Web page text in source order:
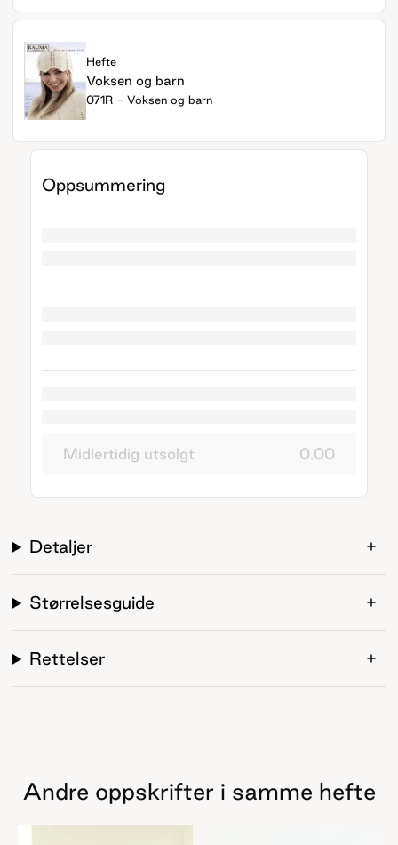
Hefte
Voksen og barn
071R - Voksen og barn
Oppsummering
Midlertidig utsolgt 0.00
Detaljer
Størrelsesguide
Rettelser
Andre oppskrifter i samme hefte